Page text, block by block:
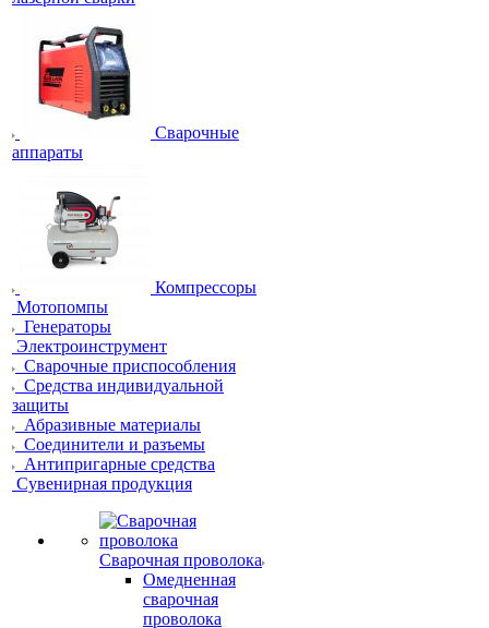
Сварочные
аппараты
Компрессоры
Мотопомпы
Генераторы
Электроинструмент
Сварочные приспособления
Средства индивидуальной
защиты
Абразивные материалы
Соединители и разъемы
Антипригарные средства
Сувенирная продукция
Сварочная проволока
Омедненная
сварочная
проволока